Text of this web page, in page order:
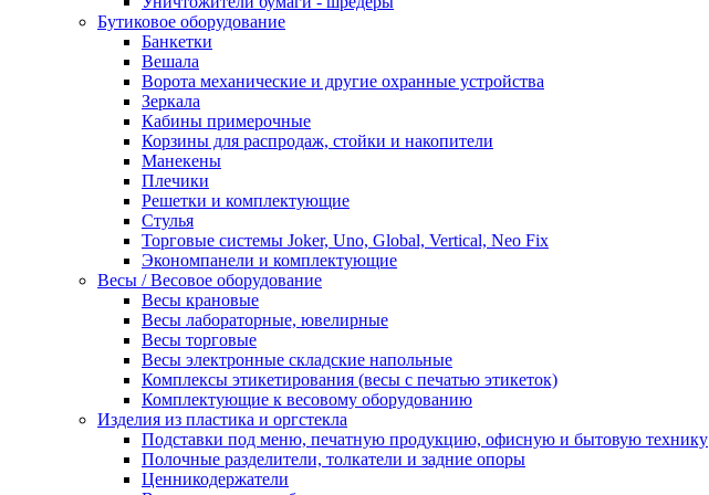
Бутиковое оборудование
Банкетки
Вешала
Ворота механические и другие охранные устройства
Зеркала
Кабины примерочные
Корзины для распродаж, стойки и накопители
Манекены
Плечики
Решетки и комплектующие
Стулья
Торговые системы Joker, Uno, Global, Vertical, Neo Fix
Экономпанели и комплектующие
Весы / Весовое оборудование
Весы крановые
Весы лабораторные, ювелирные
Весы торговые
Весы электронные складские напольные
Комплексы этикетирования (весы с печатью этикеток)
Комплектующие к весовому оборудованию
Изделия из пластика и оргстекла
Подставки под меню, печатную продукцию, офисную и бытовую технику
Полочные разделители, толкатели и задние опоры
Ценникодержатели